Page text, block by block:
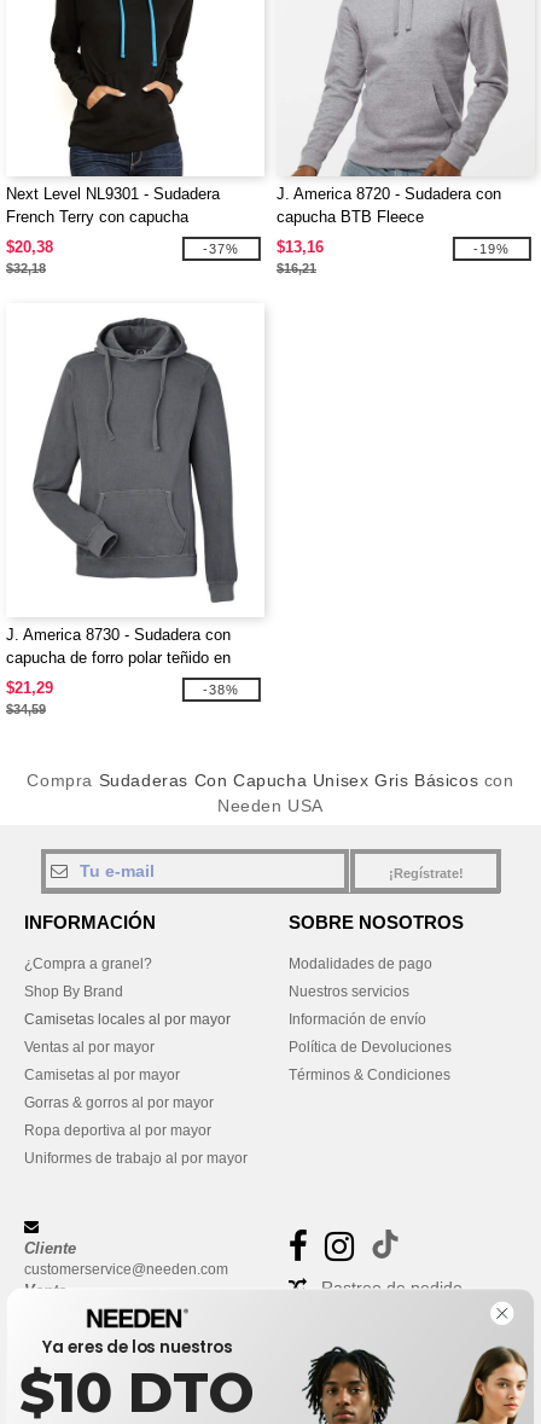
Next Level NL9301 - Sudadera
French Terry con capucha
$20,38
$32,18
-37%
J. America 8720 - Sudadera con
capucha BTB Fleece
$13,16
$16,21
-19%
J. America 8730 - Sudadera con
capucha de forro polar teñido en
pigmento
$21,29
$34,59
-38%
Compra Sudaderas Con Capucha Unisex Gris Básicos con
Needen USA
¡Regístrate!
INFORMACIÓN
¿Compra a granel?
Shop By Brand
Camisetas locales al por mayor
Ventas al por mayor
Camisetas al por mayor
Gorras & gorros al por mayor
Ropa deportiva al por mayor
Uniformes de trabajo al por mayor
SOBRE NOSOTROS
Modalidades de pago
Nuestros servicios
Información de envío
Política de Devoluciones
Términos & Condiciones
Cliente
customerservice@needen.com
Venta
sales@needen.com
Rastreo de pedido
Ya eres de los nuestros
$10 DTO